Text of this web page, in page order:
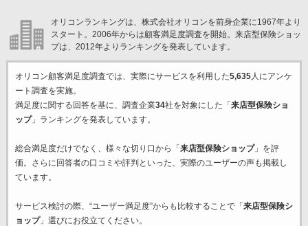
オリコンランキングは、株式会社オリコンを前身企業に1967年より
スタート。2006年からは顧客満足度調査を開始。来店型保険ショッ
プは、2012年よりランキングを発表しています。
オリコン顧客満足度調査では、実際にサービスを利用した5,635人にアンケ
ート調査を実施。
満足度に関する回答を基に、調査企業34社を対象にした「 来店型保険ショ
ップ」ランキングを発表しています。
総合満足度だけでなく、様々な切り口から「 来店型保険ショップ」を評
価。さらに回答者の口コミや評判といった、実際のユーザーの声も掲載し
ています。
サービス検討の際、“ユーザー満足度”からも比較することで「 来店型保険シ
ョップ」選びにお役立てください。